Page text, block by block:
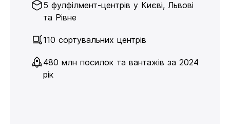
5 фулфілмент-центрів у Києві, Львові
та Рівне
110 сортувальних центрів
480 млн посилок та вантажів за 2024
рік